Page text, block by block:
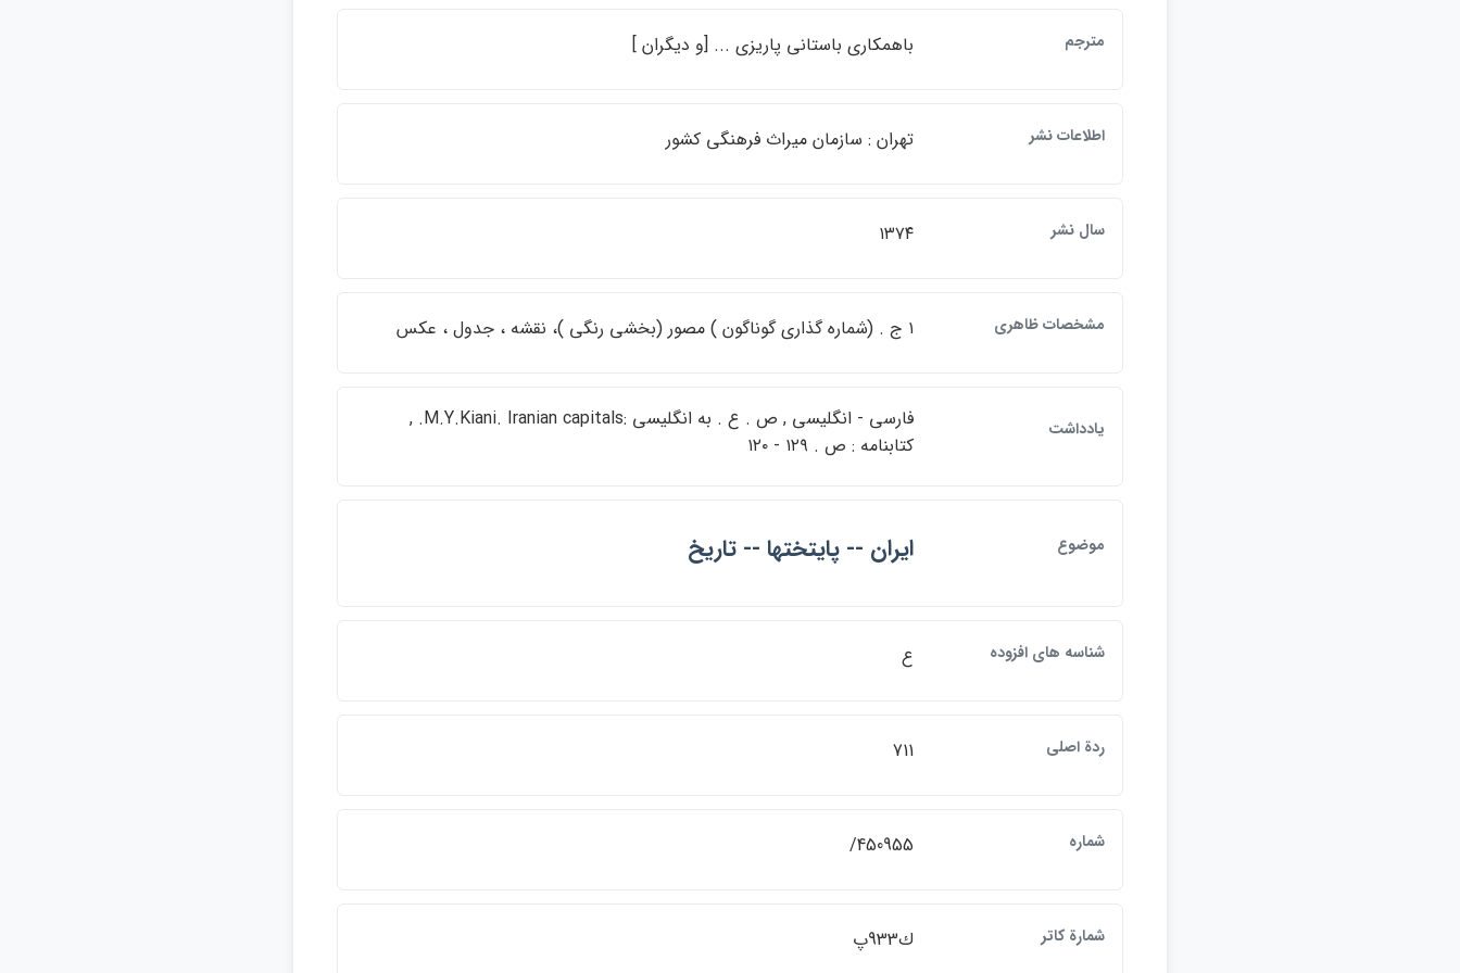
مترجم باهمكاري باستاني پاريزي ... [و ديگران ]
اطلاعات نشر تهران : سازمان ميراث فرهنگي كشور
سال نشر ۱۳۷۴
مشخصات ظاهري ۱ ج . (شماره گذاري گوناگون ) مصور (بخشي رنگي )، نقشه ، جدول ، عكس
يادداشت
فارسي - انگليسي , ص . ع . به انگليسي :‎M.Y.Kiani. Iranian capitals. ,
كتابنامه : ص . ۱۲۹ - ۱۲۰
موضوع ايران -- پايتختها -- تاريخ
شناسه هاي افزوده ع
ردة اصلي 711
شماره 450955/
شمارة کاتر ك933پ